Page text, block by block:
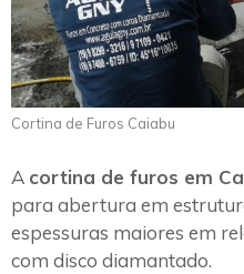
Cortina de Furos Caiabu
A cortina de furos em
para abertura em
espessuras maiores em
com disco diamantado.